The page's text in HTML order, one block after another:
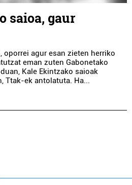
saioa, gaur
oporrei agur esan zieten herriko
eman zuten Gabonetako
Kale Ekintzako saioak
Ttak-ek antolatuta. Ha...